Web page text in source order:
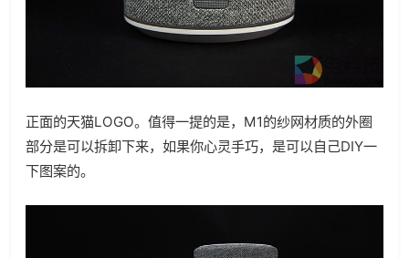
正面的天猫LOGO。值得一提的是，M1的纱网材质的外圈
部分是可以拆卸下来，如果你心灵手巧，是可以自己DIY一
下图案的。